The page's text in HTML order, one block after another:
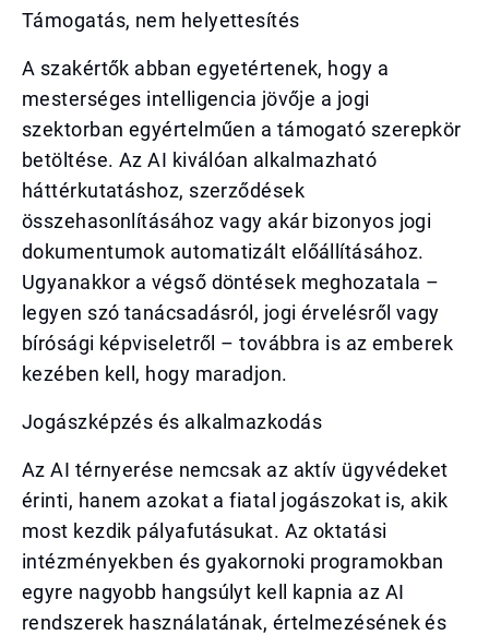
Támogatás, nem helyettesítés
A szakértők abban egyetértenek, hogy a
mesterséges intelligencia jövője a jogi
szektorban egyértelműen a támogató szerepkör
betöltése. Az AI kiválóan alkalmazható
háttérkutatáshoz, szerződések
összehasonlításához vagy akár bizonyos jogi
dokumentumok automatizált előállításához.
Ugyanakkor a végső döntések meghozatala –
legyen szó tanácsadásról, jogi érvelésről vagy
bírósági képviseletről – továbbra is az emberek
kezében kell, hogy maradjon.
Jogászképzés és alkalmazkodás
Az AI térnyerése nemcsak az aktív ügyvédeket
érinti, hanem azokat a fiatal jogászokat is, akik
most kezdik pályafutásukat. Az oktatási
intézményekben és gyakornoki programokban
egyre nagyobb hangsúlyt kell kapnia az AI
rendszerek használatának, értelmezésének és